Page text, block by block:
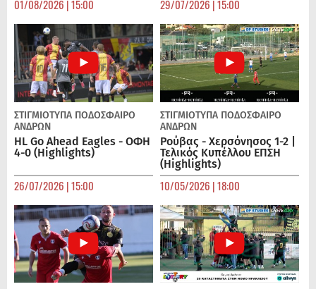
01/08/2026 | 15:00 29/07/2026 | 15:00
ΣΤΙΓΜΙΟΤΥΠΑ ΠΟΔΌΣΦΑΙΡΟ
ΑΝΔΡΏΝ
HL Go Ahead Eagles - ΟΦΗ
4-0 (Highlights)
26/07/2026 | 15:00
ΣΤΙΓΜΙΟΤΥΠΑ ΠΟΔΌΣΦΑΙΡΟ
ΑΝΔΡΏΝ
Ρούβας - Χερσόνησος 1-2 |
Τελικός Κυπέλλου ΕΠΣΗ
(Highlights)
10/05/2026 | 18:00